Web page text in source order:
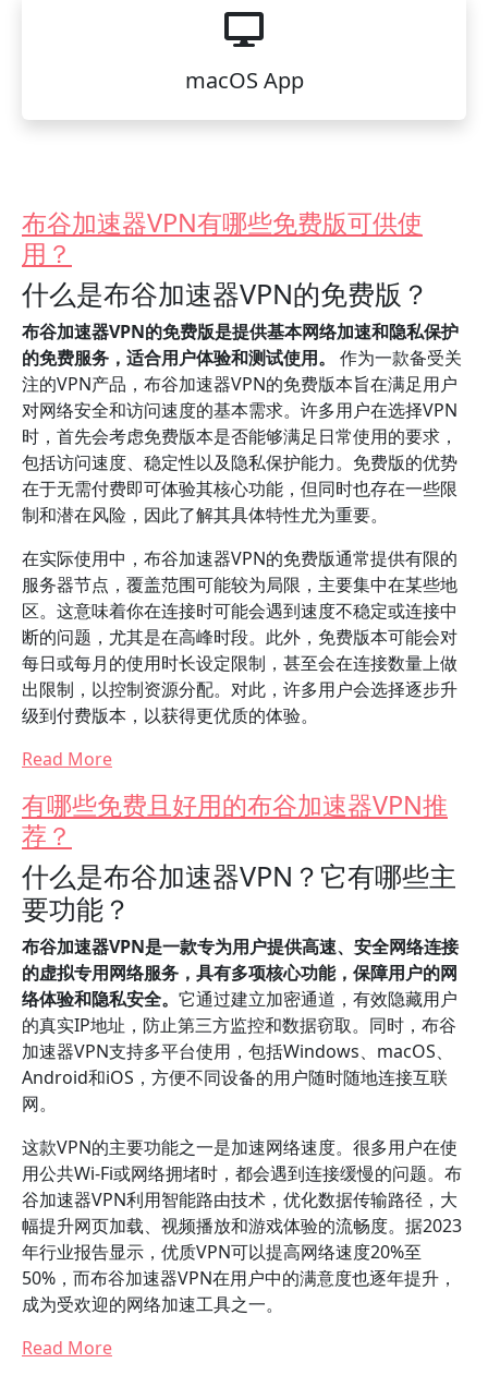
macOS App
布谷加速器VPN有哪些免费版可供使
用？
什么是布谷加速器VPN的免费版？
布谷加速器VPN的免费版是提供基本网络加速和隐私保护
的免费服务，适合用户体验和测试使用。
作为一款备受关
注的VPN产品，布谷加速器VPN的免费版本旨在满足用户
对网络安全和访问速度的基本需求。许多用户在选择VPN
时，首先会考虑免费版本是否能够满足日常使用的要求，
包括访问速度、稳定性以及隐私保护能力。免费版的优势
在于无需付费即可体验其核心功能，但同时也存在一些限
制和潜在风险，因此了解其具体特性尤为重要。
在实际使用中，布谷加速器VPN的免费版通常提供有限的
服务器节点，覆盖范围可能较为局限，主要集中在某些地
区。这意味着你在连接时可能会遇到速度不稳定或连接中
断的问题，尤其是在高峰时段。此外，免费版本可能会对
每日或每月的使用时长设定限制，甚至会在连接数量上做
出限制，以控制资源分配。对此，许多用户会选择逐步升
级到付费版本，以获得更优质的体验。
Read More
有哪些免费且好用的布谷加速器VPN推
荐？
什么是布谷加速器VPN？它有哪些主
要功能？
布谷加速器VPN是一款专为用户提供高速、安全网络连接
的虚拟专用网络服务，具有多项核心功能，保障用户的网
络体验和隐私安全。 它通过建立加密通道，有效隐藏用户
的真实IP地址，防止第三方监控和数据窃取。同时，布谷
加速器VPN支持多平台使用，包括Windows、macOS、
Android和iOS，方便不同设备的用户随时随地连接互联
网。
这款VPN的主要功能之一是加速网络速度。很多用户在使
用公共Wi-Fi或网络拥堵时，都会遇到连接缓慢的问题。布
谷加速器VPN利用智能路由技术，优化数据传输路径，大
幅提升网页加载、视频播放和游戏体验的流畅度。据2023
年行业报告显示，优质VPN可以提高网络速度20%至
50%，而布谷加速器VPN在用户中的满意度也逐年提升，
成为受欢迎的网络加速工具之一。
Read More